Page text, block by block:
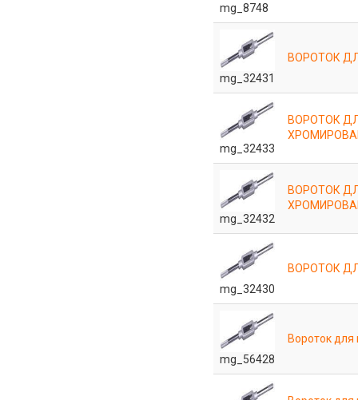
mg_8748
mg_32431
ВОРОТОК
mg_32433
ВОРОТОК
mg_32432
ВОРОТОК
mg_32430
ВОРОТОК
mg_56428
Вороток